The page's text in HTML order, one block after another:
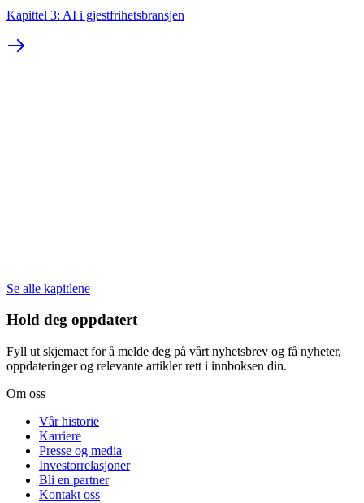
Kapittel 3: AI i gjestfrihetsbransjen
Se alle kapitlene
Hold deg oppdatert
Fyll ut skjemaet for å melde deg på vårt nyhetsbrev og få nyheter,
oppdateringer og relevante artikler rett i innboksen din.
Om oss
Vår historie
Karriere
Presse og media
Investorrelasjoner
Bli en partner
Kontakt oss